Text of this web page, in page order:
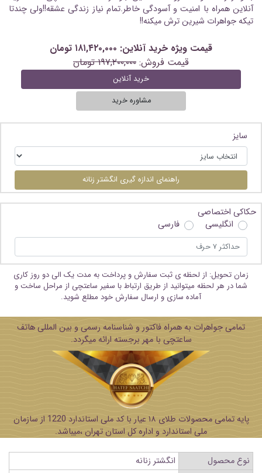
آنلاین همراه با امنیت و آسودگی خاطر.تمام نیاز زندگی عشقه!!ولی چندتا
تیکه جواهرات شیرین ترش میکنه!!
قیمت ویژه خرید آنلاین: ۱۸۱,۴۲۰,۰۰۰ تومان
قیمت فروش: ۱۹۷,۲۰۰,۰۰۰ تومان
خرید آنلاین
مشاوره خرید
سایز
راهنمای اندازه گیری انگشتر زنانه
حکاکی اختصاصی
انگلیسی
فارسی
زمان تحویل: از لحظه ی ثبت سفارش و پرداخت به مدت یک الی دو روز کاری
شما در هر لحظه میتوانید از طریق ارتباط با سفیر ساعتچی از مراحل ساخت و
آماده سازی و ارسال سفارش خود مطلع شوید.
تمامی جواهرات به همراه فاکتور و شناسنامه رسمی و بین المللی هاتف
ساعتچی با مهر برجسته ارائه میگردد.
پایه تمامی محصولات طلای ۱۸ عیار با کد ملی استاندارد 1220 از سازمان
ملی استاندارد و اداره کل استان تهران ،میباشد.
نوع محصول
انگشتر زنانه